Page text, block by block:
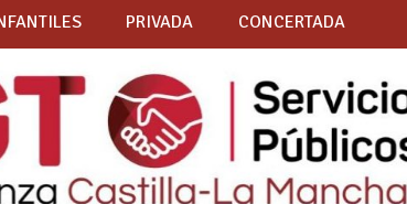
PRIVADA CONCERTADA